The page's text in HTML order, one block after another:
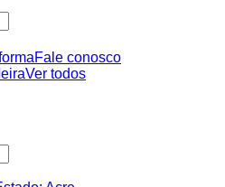
Fale conosco
Ver todos